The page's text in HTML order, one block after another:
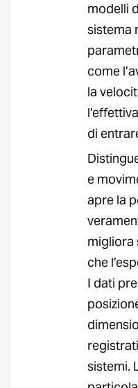
modelli
sistema
come
la
di
e
apre la
migliora
che
I dati
sistemi.